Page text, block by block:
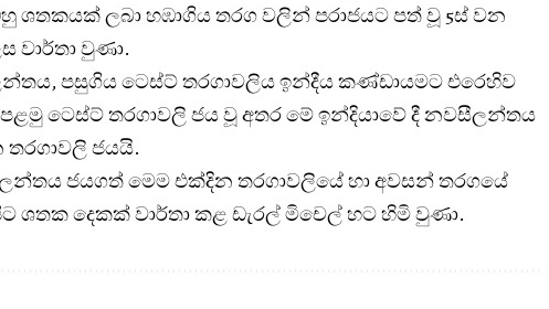
ශතකයක් ලබා හඹාගිය තරග වලින් පරාජයට පත් වූ 5ස් වන
වාර්තා වුණා.
පසුගිය ටෙස්ට් තරගාවලිය ඉන්දීය කණ්ඩායමට එරෙහිව
පළමු ටෙස්ට් තරගාවලි ජය වූ අතර මේ ඉන්දියාවේ දී නවසීලන්තය
තරගාවලි ජයයි.
ජයගත් මෙම එක්දින තරගාවලියේ හා අවසන් තරගයේ
ශතක දෙකක් වාර්තා කළ ඩැරල් මිචෙල් හට හිමි වුණා.